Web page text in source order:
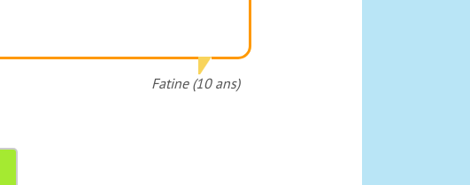
Fatine (10 ans)